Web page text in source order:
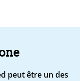
peut être un des